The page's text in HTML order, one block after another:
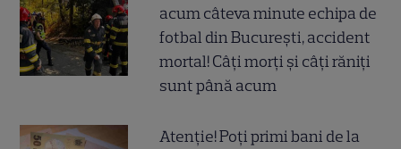
acum câteva minute echipa de
fotbal din București, accident
mortal! Câți morți și câți răniți
sunt până acum
Atenție! Poți primi bani de la